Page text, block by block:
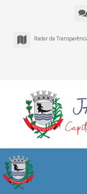
Radar da